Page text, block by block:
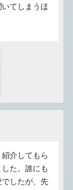
てしまうほ
介してもら
た。誰にも
したが、先